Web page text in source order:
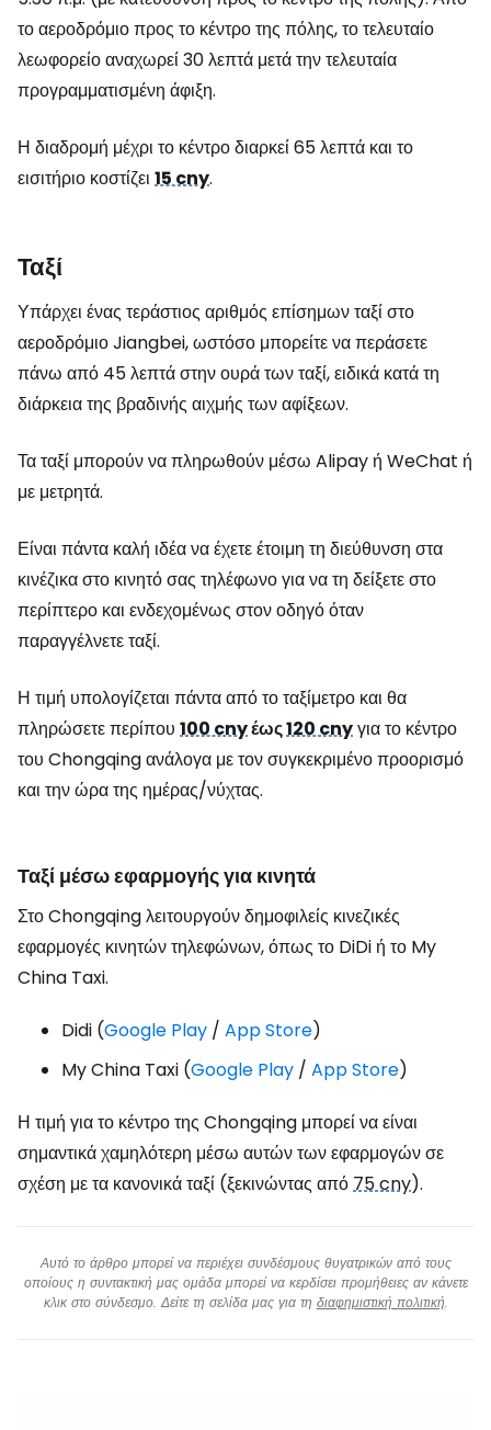
το αεροδρόμιο προς το κέντρο της πόλης, το τελευταίο
λεωφορείο αναχωρεί 30 λεπτά μετά την τελευταία
προγραμματισμένη άφιξη.
Η διαδρομή μέχρι το κέντρο διαρκεί 65 λεπτά και το
εισιτήριο κοστίζει 15 cny.
Ταξί
Υπάρχει ένας τεράστιος αριθμός επίσημων ταξί στο
αεροδρόμιο Jiangbei, ωστόσο μπορείτε να περάσετε
πάνω από 45 λεπτά στην ουρά των ταξί, ειδικά κατά τη
διάρκεια της βραδινής αιχμής των αφίξεων.
Τα ταξί μπορούν να πληρωθούν μέσω Alipay ή WeChat ή
με μετρητά.
Είναι πάντα καλή ιδέα να έχετε έτοιμη τη διεύθυνση στα
κινέζικα στο κινητό σας τηλέφωνο για να τη δείξετε στο
περίπτερο και ενδεχομένως στον οδηγό όταν
παραγγέλνετε ταξί.
Η τιμή υπολογίζεται πάντα από το ταξίμετρο και θα
πληρώσετε περίπου 100 cnyέως120 cnyγια το κέντρο
του Chongqing ανάλογα με τον συγκεκριμένο προορισμό
και την ώρα της ημέρας/νύχτας.
Ταξί μέσω εφαρμογής για κινητά
Στο Chongqing λειτουργούν δημοφιλείς κινεζικές
εφαρμογές κινητών τηλεφώνων, όπως το DiDi ή το My
China Taxi.
Didi (Google Play / App Store)
My China Taxi (Google Play / App Store)
Η τιμή για το κέντρο της Chongqing μπορεί να είναι
σημαντικά χαμηλότερη μέσω αυτών των εφαρμογών σε
σχέση με τα κανονικά ταξί (ξεκινώντας από75 cny).
Αυτό το άρθρο μπορεί να περιέχει συνδέσμους θυγατρικών από τους
οποίους η συντακτική μας ομάδα μπορεί να κερδίσει προμήθειες αν κάνετε
κλικ στο σύνδεσμο. Δείτε τη σελίδα μας για τη διαφημιστική πολιτική.